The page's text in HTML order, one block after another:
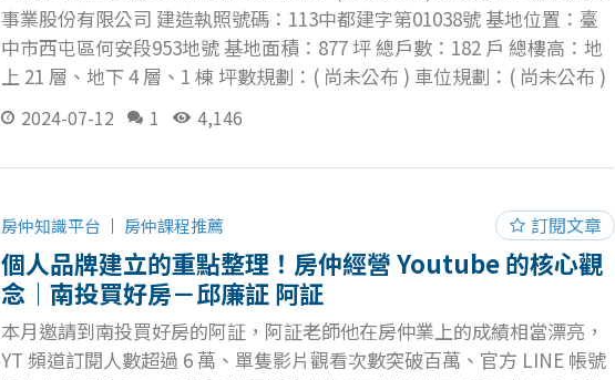
化、具象化，雙重呈現，緊緊抓住買方的好奇心。
事業股份有限公司 建造執照號碼：113中都建字第01038號 基地位置：臺
中市西屯區何安段953地號 基地面積：877 坪 總戶數：182 戶 總樓高：地
上 21 層、地下 4 層、1 棟 坪數規劃：( 尚未公布 ) 車位規劃：( 尚未公布 )
公設比：( 尚未公布 ) 建蔽率：25.68 ％ 公設項目：( 尚未公布 ) 預計完
工：( 尚未公布 ) 土地使用分區：第二種住宅區，第三種住宅區 達麗何安
段空拍 以下空拍圖為 60 米高度，約大樓 10 - 12 樓層視角 台中都發局公開
歡迎加入我的社群一起討論！
2024-07-12 1 4,146
房仲知識平台 房仲課程推薦 訂閱文章
個人品牌建立的重點整理！房仲經營 Youtube 的核心觀
念｜南投買好房－邱廉証 阿証
本月邀請到南投買好房的阿証，阿証老師他在房仲業上的成績相當漂亮，
YT 頻道訂閱人數超過 6 萬、單隻影片觀看次數突破百萬、官方 LINE 帳號